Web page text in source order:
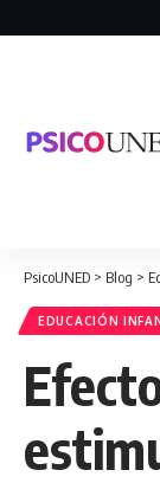
PsicoUNED > Blog >
EDUCACIÓN